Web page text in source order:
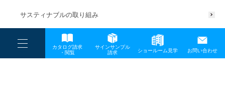
----
----
-
カタログ請求
・閲覧
サインサンプル
請求
ショールーム見学 お問い合わせ
サスティナブルの取り組み
一般事業主行動計画